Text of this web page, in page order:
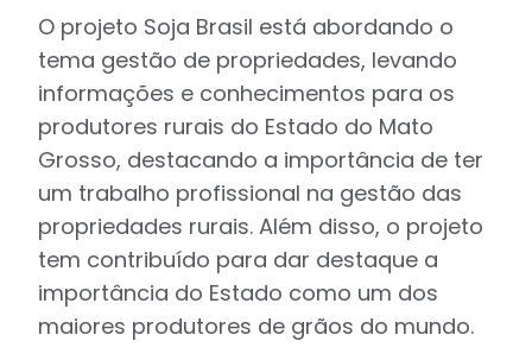
O projeto Soja Brasil está abordando o
tema gestão de propriedades, levando
informações e conhecimentos para os
produtores rurais do Estado do Mato
Grosso, destacando a importância de ter
um trabalho profissional na gestão das
propriedades rurais. Além disso, o projeto
tem contribuído para dar destaque a
importância do Estado como um dos
maiores produtores de grãos do mundo.